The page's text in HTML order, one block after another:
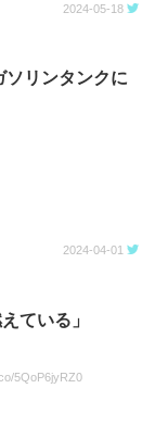
2024-05-18
ソリンタンクに
2024-04-01
ている」
5QoP6jyRZ0